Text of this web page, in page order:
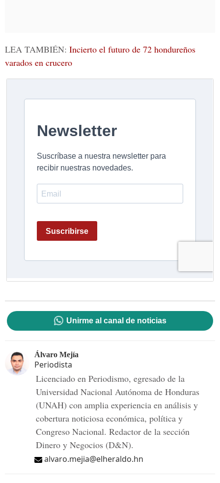
LEA TAMBIÉN: Incierto el futuro de 72 hondureños
varados en crucero
Unirme al canal de noticias
Álvaro Mejía
Periodista
Licenciado en Periodismo, egresado de la
Universidad Nacional Autónoma de Honduras
(UNAH) con amplia experiencia en análisis y
cobertura noticiosa económica, política y
Congreso Nacional. Redactor de la sección
Dinero y Negocios (D&N).
alvaro.mejia@elheraldo.hn